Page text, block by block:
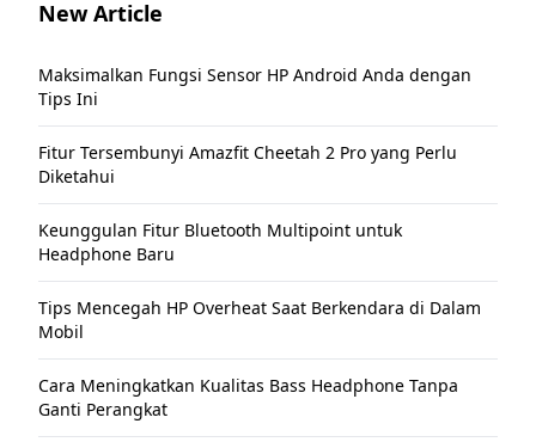
New Article
Maksimalkan Fungsi Sensor HP Android Anda dengan
Tips Ini
Fitur Tersembunyi Amazfit Cheetah 2 Pro yang Perlu
Diketahui
Keunggulan Fitur Bluetooth Multipoint untuk
Headphone Baru
Tips Mencegah HP Overheat Saat Berkendara di Dalam
Mobil
Cara Meningkatkan Kualitas Bass Headphone Tanpa
Ganti Perangkat